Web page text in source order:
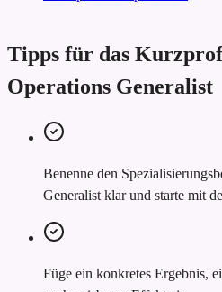
Tipps für das
Operations Generalist
Benenne den
Generalist klar und starte mit
Füge ein konkretes Ergebnis,